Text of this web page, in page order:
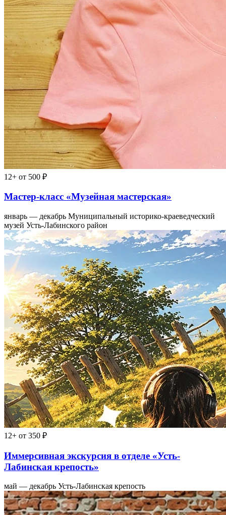
12+ от 500 ₽
Мастер-класс «Музейная мастерская»
январь — декабрь Муниципальный историко-краеведческий
музей Усть-Лабинского район
12+ от 350 ₽
Иммерсивная экскурсия в отделе «Усть-
Лабинская крепость»
май — декабрь Усть-Лабинская крепость